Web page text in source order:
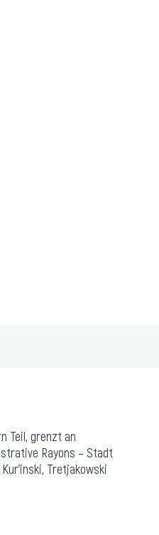
Teil, grenzt an
Rayons – Stadt
Tretjakowski